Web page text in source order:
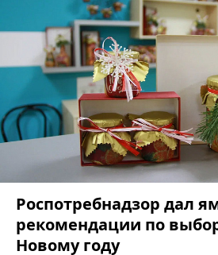
Роспотребнадзор дал
рекомендации по
Новому году